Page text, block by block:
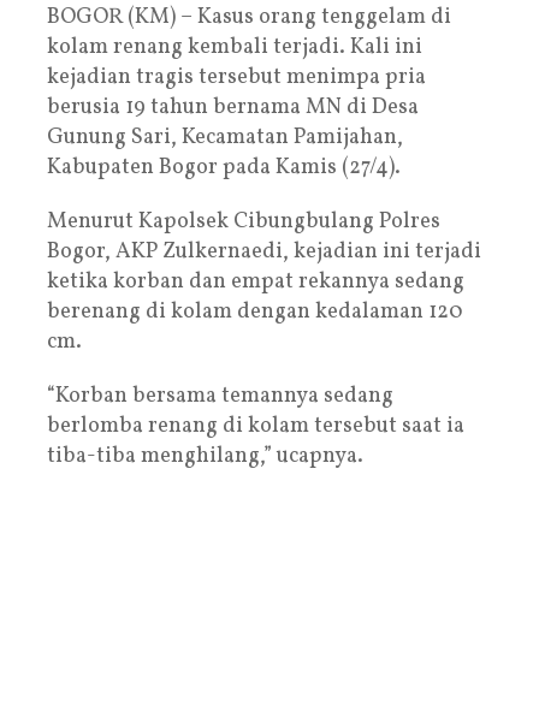
BOGOR (KM) – Kasus orang tenggelam di
kolam renang kembali terjadi. Kali ini
kejadian tragis tersebut menimpa pria
berusia 19 tahun bernama MN di Desa
Gunung Sari, Kecamatan Pamijahan,
Kabupaten Bogor pada Kamis (27/4).
Menurut Kapolsek Cibungbulang Polres
Bogor, AKP Zulkernaedi, kejadian ini terjadi
ketika korban dan empat rekannya sedang
berenang di kolam dengan kedalaman 120
cm.
“Korban bersama temannya sedang
berlomba renang di kolam tersebut saat ia
tiba-tiba menghilang,” ucapnya.